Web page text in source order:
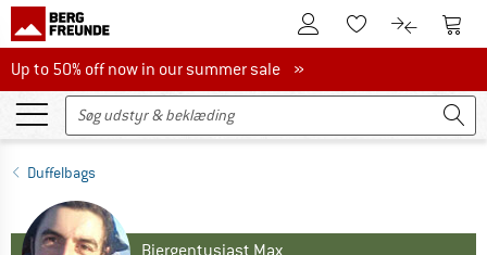
Til kundekontoenTil huskesedlen.
Til Til
Up to 50% off now in our summer sale
Up to 50% off now in our summer sale »
Duffelbags
Bjergentusiast Max